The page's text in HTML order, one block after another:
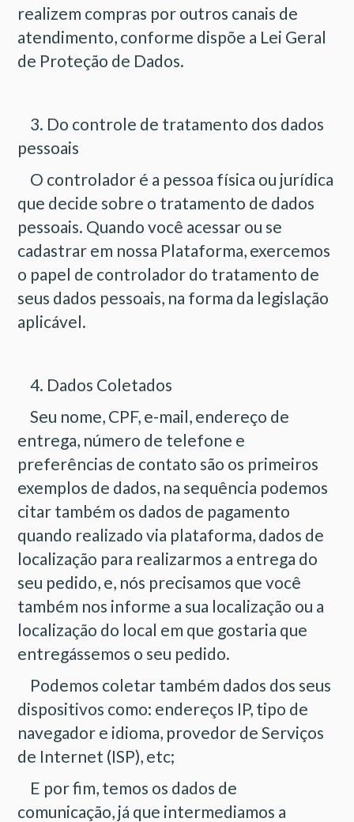
realizem compras por outros canais de
atendimento, conforme dispõe a Lei Geral
de Proteção de Dados.
3. Do controle de tratamento dos dados
pessoais
O controlador é a pessoa física ou jurídica
que decide sobre o tratamento de dados
pessoais. Quando você acessar ou se
cadastrar em nossa Plataforma, exercemos
o papel de controlador do tratamento de
seus dados pessoais, na forma da legislação
aplicável.
4. Dados Coletados
Seu nome, CPF, e-mail, endereço de
entrega, número de telefone e
preferências de contato são os primeiros
exemplos de dados, na sequência podemos
citar também os dados de pagamento
quando realizado via plataforma, dados de
localização para realizarmos a entrega do
seu pedido, e, nós precisamos que você
também nos informe a sua localização ou a
localização do local em que gostaria que
entregássemos o seu pedido.
Podemos coletar também dados dos seus
dispositivos como: endereços IP, tipo de
navegador e idioma, provedor de Serviços
de Internet (ISP), etc;
E por fim, temos os dados de
comunicação, já que intermediamos a